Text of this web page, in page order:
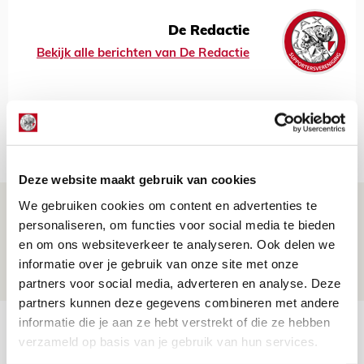
Deze website maakt gebruik van cookies
We gebruiken cookies om content en advertenties te
personaliseren, om functies voor social media te bieden
en om ons websiteverkeer te analyseren. Ook delen we
informatie over je gebruik van onze site met onze
partners voor social media, adverteren en analyse. Deze
partners kunnen deze gegevens combineren met andere
informatie die je aan ze hebt verstrekt of die ze hebben
verzameld op basis van je gebruik van hun services.
De Redactie
Bekijk alle berichten van De Redactie
Net binnen //
Brandt: ‘Ajax en Cruijff bleven door
mijn hoofd spoken’
Míchel geeft blessure-update en
spreekt over Godts, Baas en